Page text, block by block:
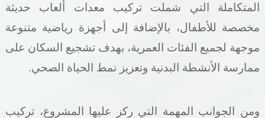
المتكاملة التي شملت تركيب معدات ألعاب حديثة
مخصصة للأطفال، بالإضافة إلى أجهزة رياضية متنوعة
موجهة لجميع الفئات العمرية، بهدف تشجيع السكان على
ممارسة الأنشطة البدنية وتعزيز نمط الحياة الصحي .
ومن الجوانب المهمة التي ركز عليها المشروع، تركيب